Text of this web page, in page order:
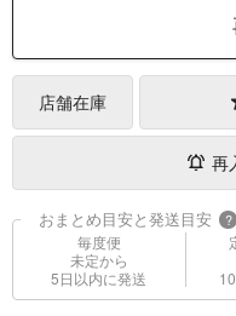
店舗在庫
再
おまとめ目安と発送目安 ?
毎度便
未定から
5日以内に発送